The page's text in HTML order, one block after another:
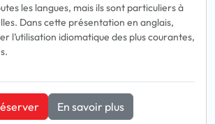
les langues, mais ils sont particuliers à
Dans cette présentation en anglais,
l’utilisation idiomatique des plus courantes,
En savoir plus